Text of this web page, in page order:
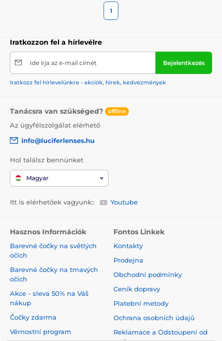
1
Iratkozzon fel a hírlevélre
Ide írja az e-mail címét Bejelentkezés
Iratkozz fel hírlevelünkre - akciók, hírek, kedvezmények
Tanácsra van szükséged? offline
Az ügyfélszolgálat elérhető
info@luciferlenses.hu
Hol találsz bennünket
Magyar
Itt is elérhetőek vagyunk:: Youtube
Hasznos Információk
Barevné čočky na světlých
očích
Barevné čočky na tmavých
očích
Akce - sleva 50% na Váš
nákup
Čočky zdarma
Věrnostní program
Fontos Linkek
Kontakty
Prodejna
Obchodní podmínky
Ceník dopravy
Platební metody
Ochrana osobních údajů
Reklamace a Odstoupení od